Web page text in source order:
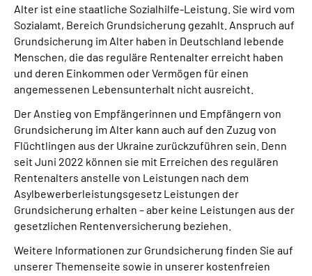
Alter ist eine staatliche Sozialhilfe-Leistung. Sie wird vom
Sozialamt, Bereich Grundsicherung gezahlt. Anspruch auf
Grundsicherung im Alter haben in Deutschland lebende
Menschen, die das reguläre Rentenalter erreicht haben
und deren Einkommen oder Vermögen für einen
angemessenen Lebensunterhalt nicht ausreicht.
Der Anstieg von Empfängerinnen und Empfängern von
Grundsicherung im Alter kann auch auf den Zuzug von
Flüchtlingen aus der Ukraine zurückzuführen sein. Denn
seit Juni 2022 können sie mit Erreichen des regulären
Rentenalters anstelle von Leistungen nach dem
Asylbewerberleistungsgesetz Leistungen der
Grundsicherung erhalten – aber keine Leistungen aus der
gesetzlichen Rentenversicherung beziehen.
Weitere Informationen zur Grundsicherung finden Sie auf
unserer Themenseite sowie in unserer kostenfreien